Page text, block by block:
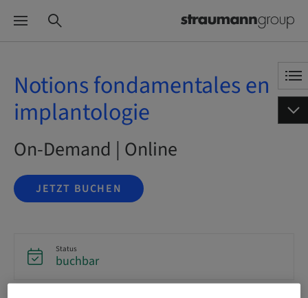
Notions fondamentales en
implantologie
On-Demand | Online
JETZT BUCHEN
Status
buchbar